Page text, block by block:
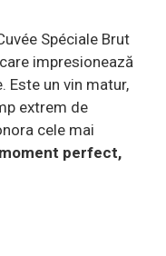
Spéciale Brut
impresionează
Este un vin matur,
extrem de
cele mai
perfect,